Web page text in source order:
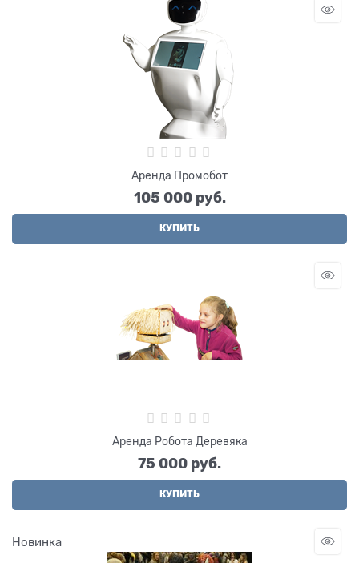
Аренда Промобот
105 000 руб.
КУПИТЬ
Аренда Робота Деревяка
75 000 руб.
КУПИТЬ
Новинка